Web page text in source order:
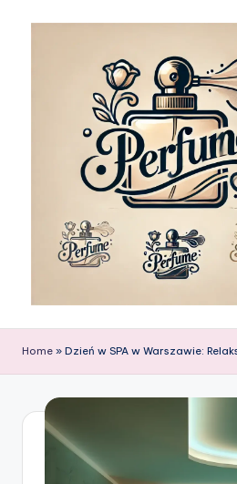
Home » Dzień w SPA w Warszawie: